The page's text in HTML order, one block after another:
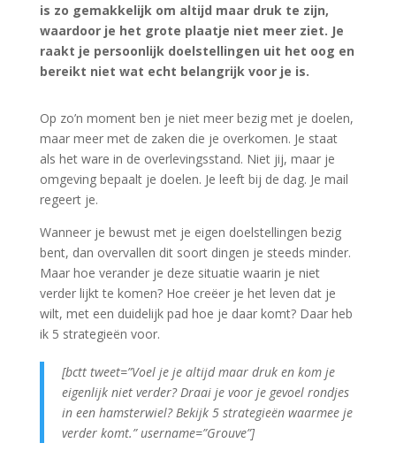
is zo gemakkelijk om altijd maar druk te zijn,
waardoor je het grote plaatje niet meer ziet. Je
raakt je persoonlijk doelstellingen uit het oog en
bereikt niet wat echt belangrijk voor je is.
Op zo’n moment ben je niet meer bezig met je doelen,
maar meer met de zaken die je overkomen. Je staat
als het ware in de overlevingsstand. Niet jij, maar je
omgeving bepaalt je doelen. Je leeft bij de dag. Je mail
regeert je.
Wanneer je bewust met je eigen doelstellingen bezig
bent, dan overvallen dit soort dingen je steeds minder.
Maar hoe verander je deze situatie waarin je niet
verder lijkt te komen? Hoe creëer je het leven dat je
wilt, met een duidelijk pad hoe je daar komt? Daar heb
ik 5 strategieën voor.
[bctt tweet=”Voel je je altijd maar druk en kom je
eigenlijk niet verder? Draai je voor je gevoel rondjes
in een hamsterwiel? Bekijk 5 strategieën waarmee je
verder komt.” username=”Grouve”]